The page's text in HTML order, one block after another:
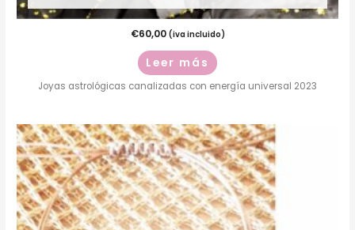
€60,00 (iva incluido)
Leer más
Joyas astrológicas canalizadas con energía universal 2023